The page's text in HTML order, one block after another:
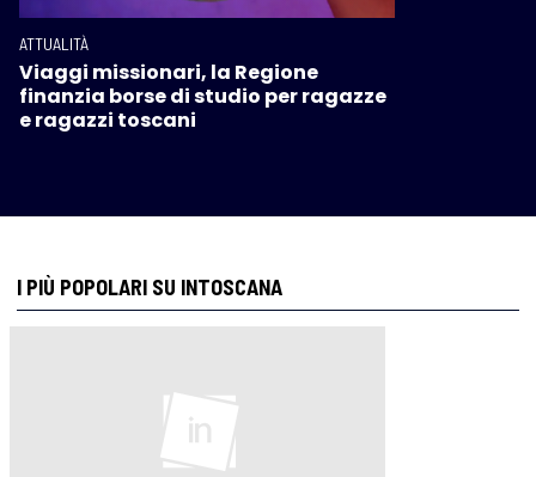
ATTUALITÀ
Viaggi missionari, la Regione
finanzia borse di studio per ragazze
e ragazzi toscani
I PIÙ POPOLARI SU INTOSCANA